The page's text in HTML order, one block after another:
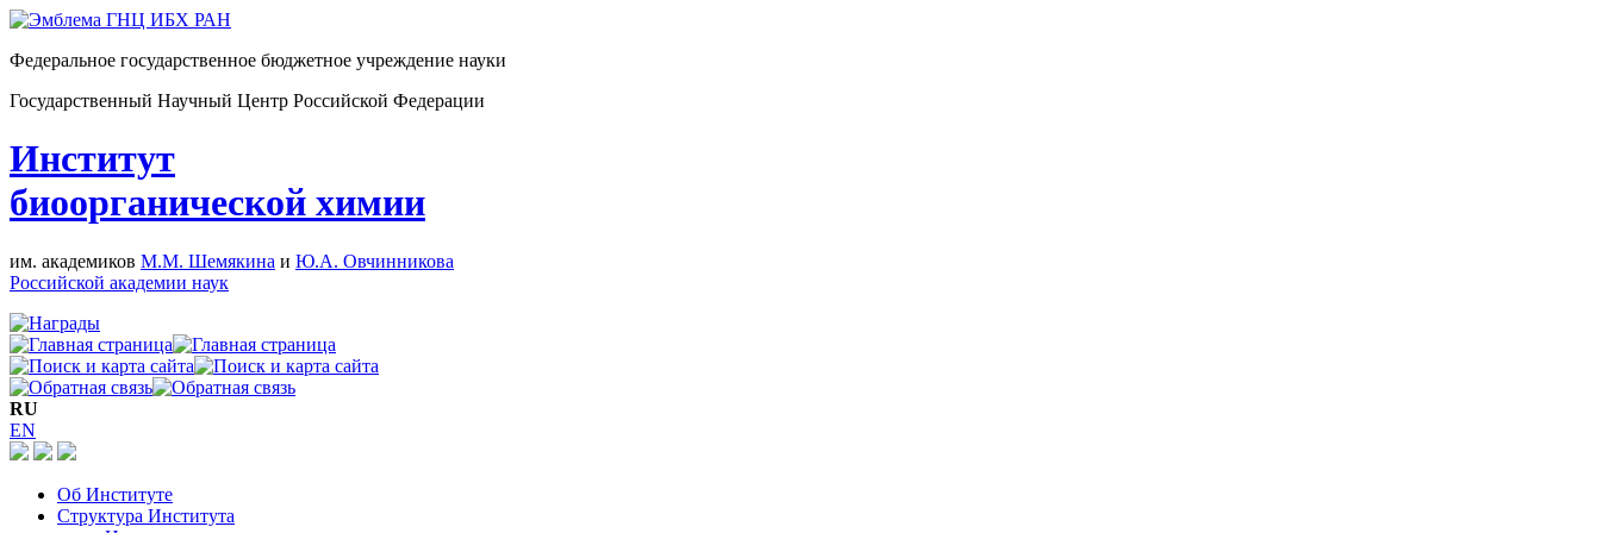
Федеральное государственное бюджетное учреждение науки
Государственный Научный Центр Российской Федерации
Институт
биоорганической химии
им. академиков М.М. Шемякина и Ю.А. Овчинникова
Российской академии наук
RU
EN
Об Институте
Структура Института